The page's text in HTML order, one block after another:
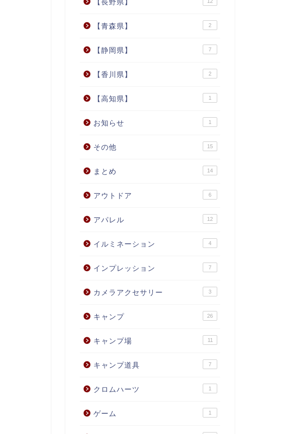
【長野県】
【青森県】 2
【静岡県】 7
【香川県】 2
【高知県】 1
お知らせ 1
その他 15
まとめ 14
アウトドア 6
アパレル 12
イルミネーション 4
インプレッション 7
カメラアクセサリー 3
キャンプ 26
キャンプ場 11
キャンプ道具 7
クロムハーツ 1
ゲーム 1